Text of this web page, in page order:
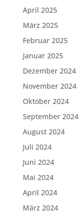
April 2025
März 2025
Februar 2025
Januar 2025
Dezember 2024
November 2024
Oktober 2024
September 2024
August 2024
Juli 2024
Juni 2024
Mai 2024
April 2024
März 2024